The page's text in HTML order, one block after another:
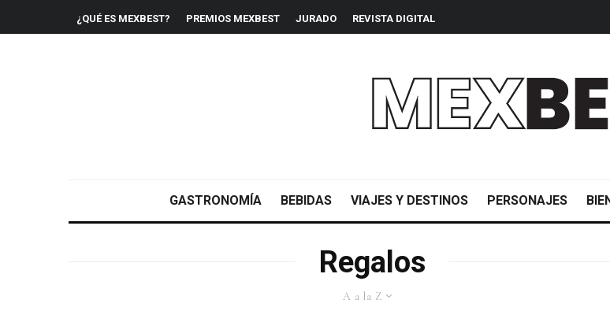
¿QUÉ ES MEXBEST? PREMIOS MEXBEST JURADO REVISTA DIGITAL
GASTRONOMÍA BEBIDAS VIAJES Y DESTINOS PERSONAJES
Regalos
A a la Z